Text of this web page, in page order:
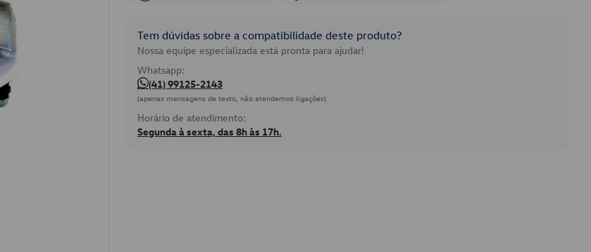
Tem dúvidas sobre a compatibilidade deste produto?
Nossa equipe especializada está pronta para ajudar!
Whatsapp:
(41) 99125-2143
(apenas mensagens de texto, não atendemos ligações)
Horário de atendimento:
Segunda à sexta, das 8h às 17h.